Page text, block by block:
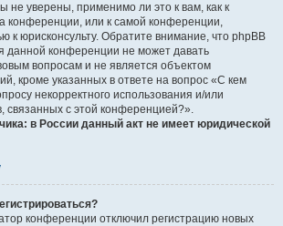
не уверены, применимо ли это к вам, как к
конференции, или к самой конференции,
к юрисконсульту. Обратите внимание, что phpBB
данной конференции не может давать
вопросам и не является объектом
кроме указанных в ответе на вопрос «С кем
некорректного использования и/или
связанных с этой конференцией?».
в России данный акт не имеет юридической
конференции отключил регистрацию новых